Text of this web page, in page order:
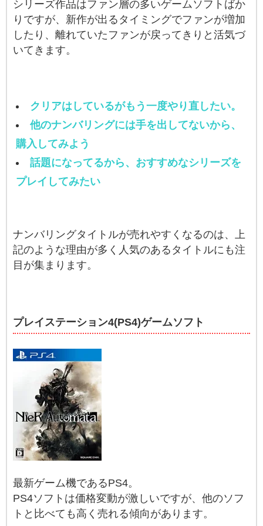
シリーズ作品はファン層の多いゲームソフトばか
りですが、新作が出るタイミングでファンが増加
したり、離れていたファンが戻ってきりと活気づ
いてきます。
クリアはしているがもう一度やり直したい。
他のナンバリングには手を出してないから、
購入してみよう
話題になってるから、おすすめなシリーズを
プレイしてみたい
ナンバリングタイトルが売れやすくなるのは、上
記のような理由が多く人気のあるタイトルにも注
目が集まります。
プレイステーション4(PS4)ゲームソフト
最新ゲーム機であるPS4。
PS4ソフトは価格変動が激しいですが、他のソフ
トと比べても高く売れる傾向があります。